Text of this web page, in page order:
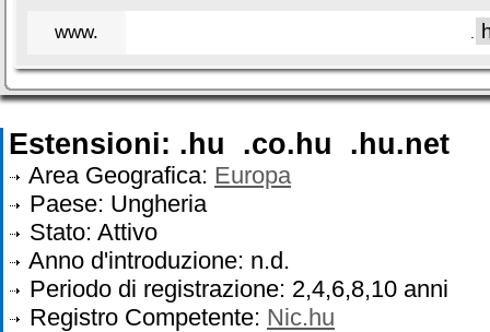
www.
Estensioni: .hu .co.hu .hu.net
Area Geografica: Europa
Paese: Ungheria
Stato: Attivo
Anno d'introduzione: n.d.
Periodo di registrazione: 2,4,6,8,10 anni
Registro Competente: Nic.hu